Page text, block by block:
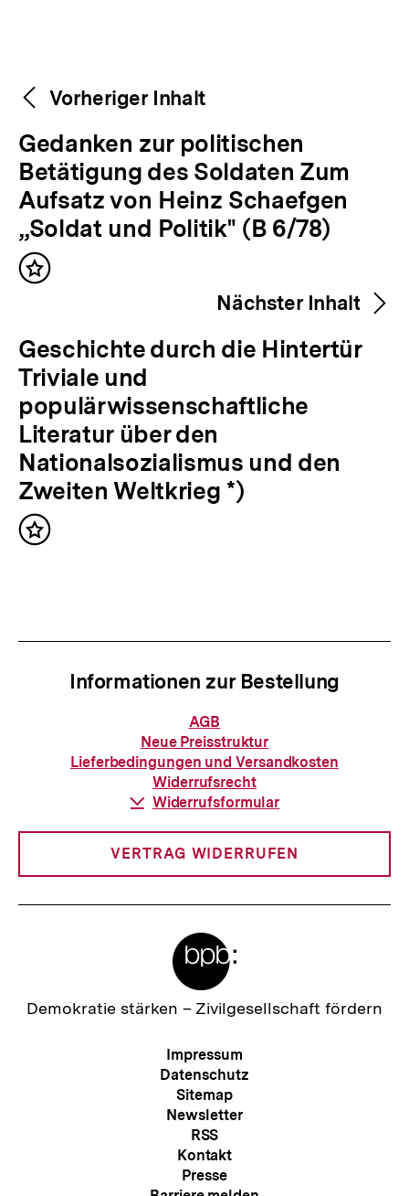
Weitere
Inhalte
Content-
Navigation
Vorheriger Inhalt
V
o
r
h
e
r
g
e
r
I
n
h
a
l
Gedanken zur politischen
Betätigung des Soldaten Zum
Aufsatz von Heinz Schaefgen
„Soldat und Politik" (B 6/78)
Inhalt
Nächster Inhalt
N
ä
c
h
s
t
e
r
Geschichte durch die Hintertür
Triviale und
populärwissenschaftliche
Literatur über den
Nationalsozialismus und den
Zweiten Weltkrieg *)
Inhalt
Informationen zur Bestellung
Informationen
zur
Bestellung
AGB
Neue Preisstruktur
Lieferbedingungen und Versandkosten
Widerrufsrecht
Download-
Widerrufsformular
VERTRAG WIDERRUFEN
Zur
Demokratie stärken – Zivilgesellschaft fördern
Meta-
Navigation
Impressum
Datenschutz
Sitemap
Newsletter
RSS
Kontakt
Presse